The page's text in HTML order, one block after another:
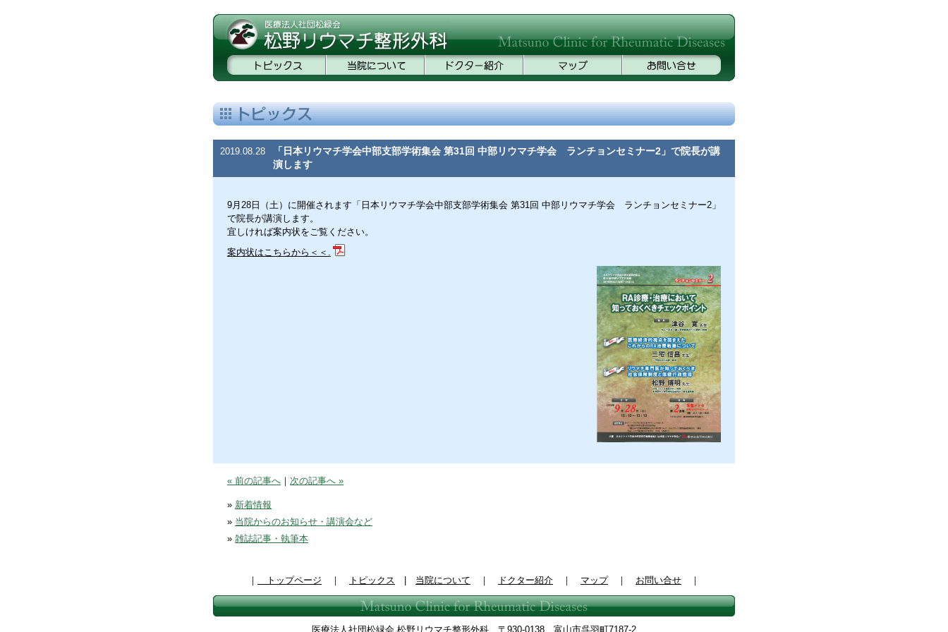
2019.08.28
「日本リウマチ学会中部支部学術集会 第31回 中部リウマチ学会 ランチョンセミナー2」で院長が講
演します
9月28日（土）に開催されます「日本リウマチ学会中部支部学術集会 第31回 中部リウマチ学会 ランチョンセミナー2」
で院長が講演します。
宜しければ案内状をご覧ください。
案内状はこちらから＜＜.
« 前の記事へ ｜ 次の記事へ »
» 新着情報
» 当院からのお知らせ・講演会など
» 雑誌記事・執筆本
｜ トップページ ｜ トピックス 当院について ｜ ドクター紹介 ｜ マップ｜ お問い合せ ｜
医療法人社団松緑会 松野リウマチ整形外科 〒930-0138 富山市呉羽町7187-2